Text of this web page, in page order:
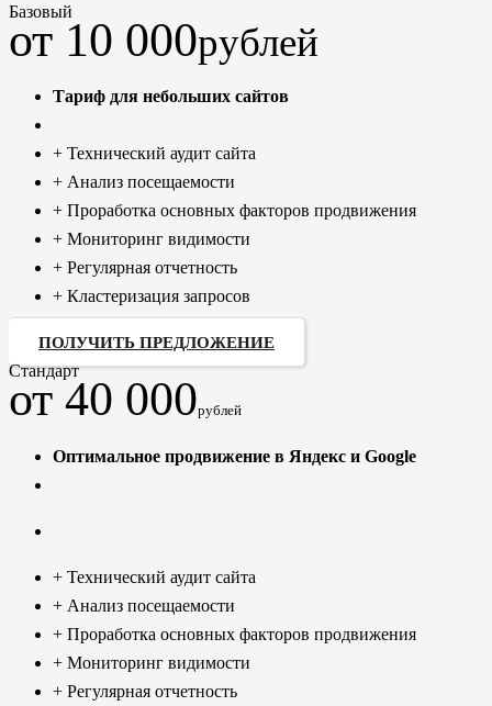
Базовый
от 10 000рублей
Тариф для небольших сайтов
+ Технический аудит сайта
+ Анализ посещаемости
+ Проработка основных факторов продвижения
+ Мониторинг видимости
+ Регулярная отчетность
+ Кластеризация запросов
ПОЛУЧИТЬ ПРЕДЛОЖЕНИЕ
Стандарт
от 40 000рублей
Оптимальное продвижение в Яндекс и Google
+ Технический аудит сайта
+ Анализ посещаемости
+ Проработка основных факторов продвижения
+ Мониторинг видимости
+ Регулярная отчетность